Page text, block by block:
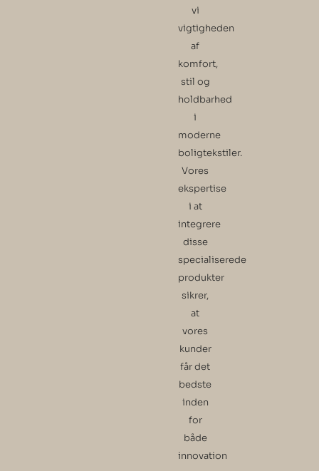
vi
vigtigheden
af
komfort,
stil og
holdbarhed
i
moderne
boligtekstiler.
Vores
ekspertise
i at
integrere
disse
specialiserede
produkter
sikrer,
at
vores
kunder
får det
bedste
inden
for
både
innovation